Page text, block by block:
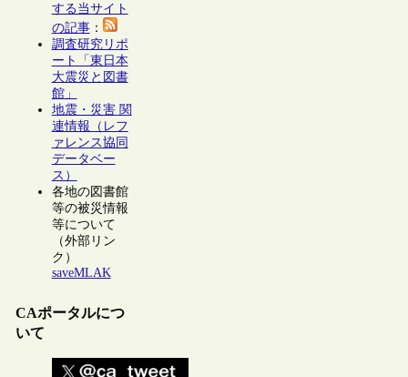
する当サイト
の記事：
調査研究リポ
ート「東日本
大震災と図書
館」
地震・災害 関
連情報（レフ
ァレンス協同
データベー
ス）
各地の図書館
等の被災情報
等について
（外部リン
ク）
saveMLAK
CAポータルにつ
いて